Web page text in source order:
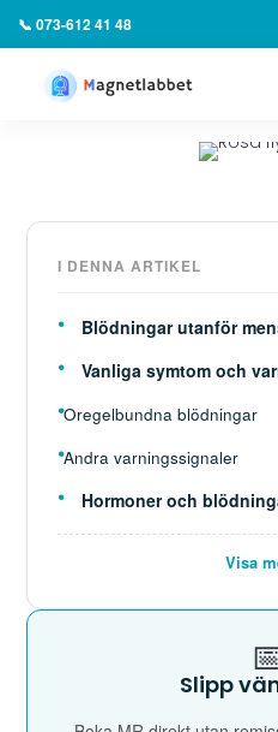
📞 073-612 41 48
I DENNA ARTIKEL
Blödningar utanför
Vanliga symtom och
Oregelbundna blödningar
Andra varningssignaler
Hormoner och
Visa
Slipp